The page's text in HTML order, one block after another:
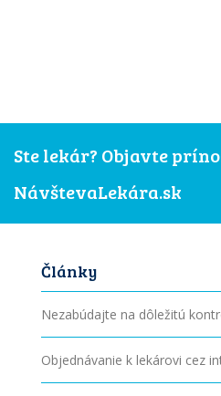
Ste lekár? Objavte
NávštevaLekára.sk
Články
Nezabúdajte na dôležitú
Objednávanie k lekárovi cez